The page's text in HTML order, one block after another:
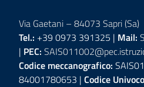
Via Gaetani – 84073 Sapri (Sa)
Tel.: +39 0973 391325 | Mail:
| PEC:
Codice meccanografico:
84001780653 | Codice